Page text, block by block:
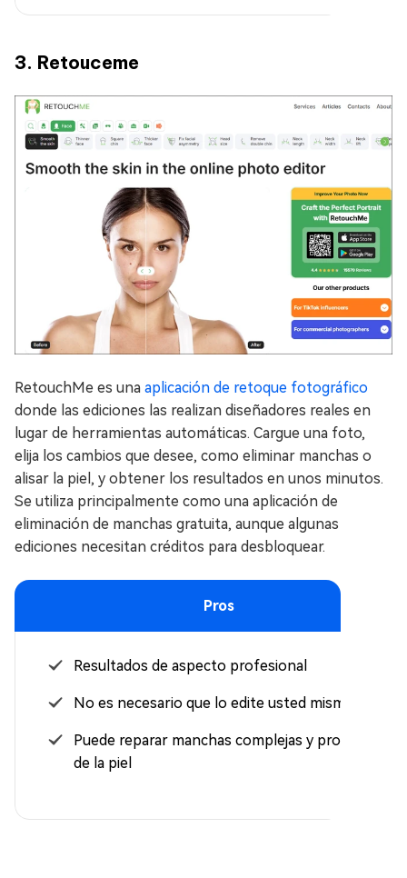
3. Retouceme
RetouchMe es una aplicación de retoque fotográfico
donde las ediciones las realizan diseñadores reales en
lugar de herramientas automáticas. Cargue una foto,
elija los cambios que desee, como eliminar manchas o
alisar la piel, y obtener los resultados en unos minutos.
Se utiliza principalmente como una aplicación de
eliminación de manchas gratuita, aunque algunas
ediciones necesitan créditos para desbloquear.
Pros
Resultados de aspecto profesional
No es necesario que lo edite usted mismo
Puede reparar manchas complejas y problemas
de la piel